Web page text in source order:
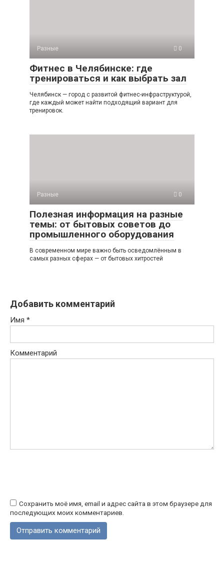
Разные 0
Фитнес в Челябинске: где
тренироваться и как выбрать зал
Челябинск — город с развитой фитнес-инфраструктурой,
где каждый может найти подходящий вариант для
тренировок.
Разные 0
Полезная информация на разные
темы: от бытовых советов до
промышленного оборудования
В современном мире важно быть осведомлённым в
самых разных сферах — от бытовых хитростей
Добавить комментарий
Имя *
Комментарий
Сохранить моё имя, email и адрес сайта в этом браузере для
последующих моих комментариев.